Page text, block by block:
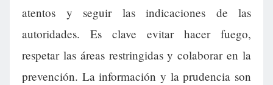
atentos y seguir las indicaciones de las
autoridades. Es clave evitar hacer fuego,
respetar las áreas restringidas y colaborar en la
prevención. La información y la prudencia son